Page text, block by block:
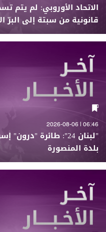
الاتحاد الأوروبي: لم يتم
قانونية من سبتة إلى البرّ
06:46 | 2026-08-06
"لبنان 24": طائرة
بلدة المنصورة